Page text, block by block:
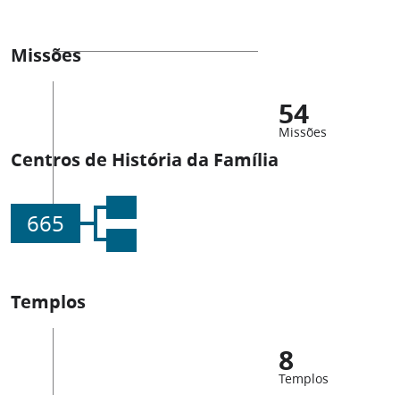
Missões
54
Missões
Centros de História da Família
665
Templos
8
Templos